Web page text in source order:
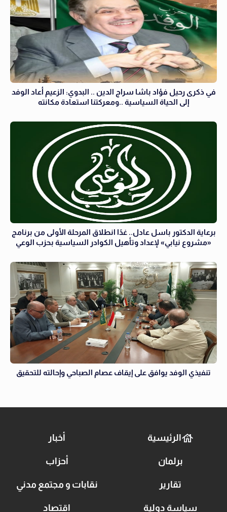
في ذكرى رحيل فؤاد باشا سراج الدين .. البدوي: الزعيم أعاد الوفد
إلى الحياة السياسية ..ومعركتنا استعادة مكانته
برعاية الدكتور باسل عادل.. غدًا انطلاق المرحلة الأولى من برنامج
«مشروع نيابي» لإعداد وتأهيل الكوادر السياسية بحزب الوعي
تنفيذي الوفد يوافق على إيقاف عصام الصباحي وإحالته للتحقيق
الرئيسية أخبار
برلمان أحزاب
تقارير نقابات و مجتمع مدني
سياسة دولية اقتصاد